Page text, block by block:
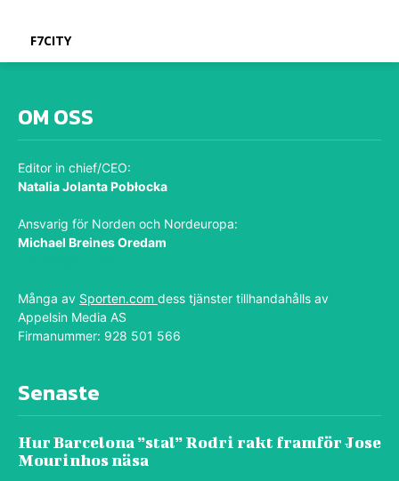
F7CITY
OM OSS
Editor in chief/CEO:
Natalia Jolanta Pobłocka
Ansvarig för Norden och Nordeuropa:
Michael Breines Oredam
Många av Sporten.com dess tjänster tillhandahålls av
Appelsin Media AS
Firmanummer: 928 501 566
Senaste
Hur Barcelona ”stal” Rodri rakt framför Jose
Mourinhos näsa